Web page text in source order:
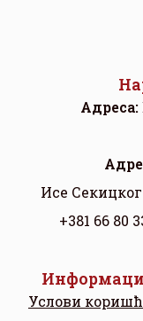
Адреса:
Исе
+381 66 80
Услови